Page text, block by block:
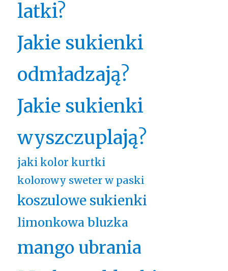
latki?
Jakie sukienki
odmładzają?
Jakie sukienki
wyszczuplają?
jaki kolor kurtki
kolorowy sweter w paski
koszulowe sukienki
limonkowa bluzka
mango ubrania